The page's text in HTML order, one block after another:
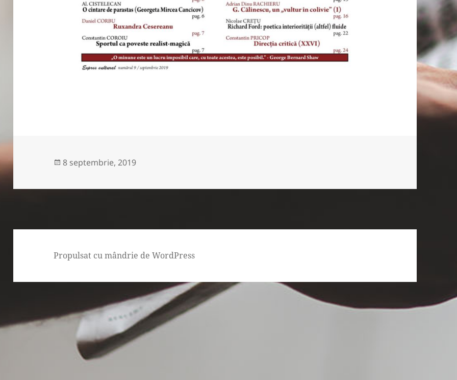
Publicat
8 septembrie, 2019
Propulsat cu mândrie de WordPress